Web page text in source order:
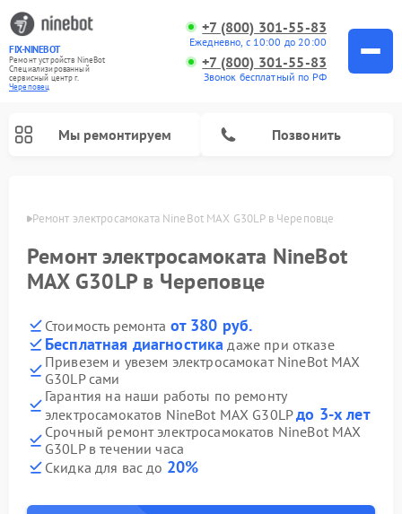
FIX-NINEBOT
Ремонт устройств NineBot
Специализированный
cервисный центр г.
Череповец
+7 (800) 301-55-83
Ежедневно, с 10:00 до 20:00
+7 (800) 301-55-83
Звонок бесплатный по РФ
Мы ремонтируем Позвонить
Ремонт электросамоката NineBot MAX G30LP в Череповце
Ремонт электросамоката NineBot
MAX G30LP в Череповце
Стоимость ремонта от 380 руб.
Бесплатная диагностика даже при отказе
Привезем и увезем электросамокат NineBot MAX
G30LP сами
Гарантия на наши работы по ремонту
электросамокатов NineBot MAX G30LPдо 3-х лет
Срочный ремонт электросамокатов NineBot MAX
G30LP в течении часа
Скидка для вас до 20%